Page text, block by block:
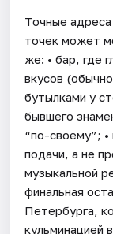
Точные
точек может
же: • бар, где
вкусов
бутылками у
бывшего
“по-своему”;
подачи, а не
музыкальной
финальная
Петербурга,
кульминацией